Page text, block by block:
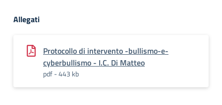
Allegati
Protocollo di intervento -bullismo-e-
cyberbullismo - I.C. Di Matteo
pdf - 443 kb